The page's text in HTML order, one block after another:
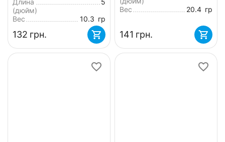
Длина
(дюйм)
5
Вес
10.3 гр
‍132‍ грн.
Вес
20.4 гр
‍141‍ грн.